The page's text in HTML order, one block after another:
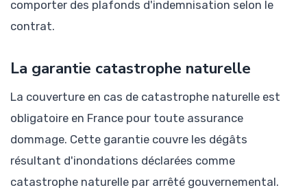
comporter des plafonds d'indemnisation selon le
contrat.
La garantie catastrophe naturelle
La couverture en cas de catastrophe naturelle est
obligatoire en France pour toute assurance
dommage. Cette garantie couvre les dégâts
résultant d'inondations déclarées comme
catastrophe naturelle par arrêté gouvernemental.